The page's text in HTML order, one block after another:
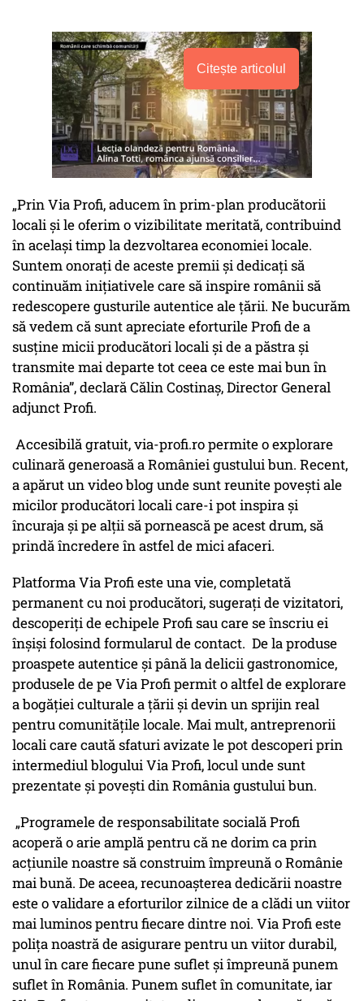
Citește articolul
„Prin Via Profi, aducem în prim-plan producătorii
locali și le oferim o vizibilitate meritată, contribuind
în același timp la dezvoltarea economiei locale.
Suntem onorați de aceste premii și dedicați să
continuăm inițiativele care să inspire românii să
redescopere gusturile autentice ale țării. Ne bucurăm
să vedem că sunt apreciate eforturile Profi de a
susține micii producători locali și de a păstra și
transmite mai departe tot ceea ce este mai bun în
România”, declară Călin Costinaș, Director General
adjunct Profi.
Accesibilă gratuit, via-profi.ro permite o explorare
culinară generoasă a României gustului bun. Recent,
a apărut un video blog unde sunt reunite povești ale
micilor producători locali care-i pot inspira și
încuraja și pe alții să pornească pe acest drum, să
prindă încredere în astfel de mici afaceri.
Platforma Via Profi este una vie, completată
permanent cu noi producători, sugerați de vizitatori,
descoperiți de echipele Profi sau care se înscriu ei
înșiși folosind formularul de contact. De la produse
proaspete autentice și până la delicii gastronomice,
produsele de pe Via Profi permit o altfel de explorare
a bogăției culturale a țării și devin un sprijin real
pentru comunitățile locale. Mai mult, antreprenorii
locali care caută sfaturi avizate le pot descoperi prin
intermediul blogului Via Profi, locul unde sunt
prezentate și povești din România gustului bun.
„Programele de responsabilitate socială Profi
acoperă o arie amplă pentru că ne dorim ca prin
acțiunile noastre să construim împreună o Românie
mai bună. De aceea, recunoașterea dedicării noastre
este o validare a eforturilor zilnice de a clădi un viitor
mai luminos pentru fiecare dintre noi. Via Profi este
polița noastră de asigurare pentru un viitor durabil,
unul în care fiecare pune suflet și împreună punem
suflet în România. Punem suflet în comunitate, iar